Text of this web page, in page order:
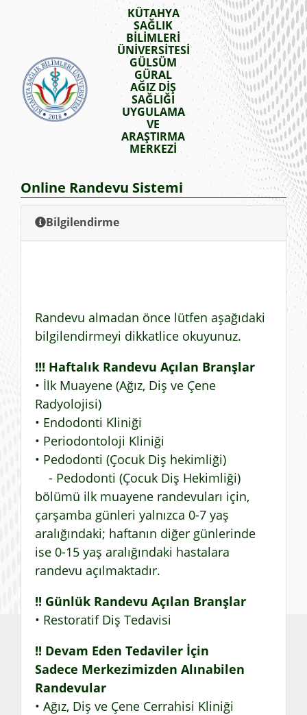
KÜTAHYA
SAĞLIK
BİLİMLERİ
ÜNİVERSİTESİ
GÜLSÜM
GÜRAL
AĞIZ DİŞ
SAĞLIĞI
UYGULAMA
VE
ARAŞTIRMA
MERKEZİ
Online Randevu Sistemi
Bilgilendirme
Randevu almadan önce lütfen aşağıdaki
bilgilendirmeyi dikkatlice okuyunuz.
!!! Haftalık Randevu Açılan Branşlar
• İlk Muayene (Ağız, Diş ve Çene
Radyolojisi)
• Endodonti Kliniği
• Periodontoloji Kliniği
• Pedodonti (Çocuk Diş hekimliği)
- Pedodonti (Çocuk Diş Hekimliği)
bölümü ilk muayene randevuları için,
çarşamba günleri yalnızca 0-7 yaş
aralığındaki; haftanın diğer günlerinde
ise 0-15 yaş aralığındaki hastalara
randevu açılmaktadır.
!! Günlük Randevu Açılan Branşlar
• Restoratif Diş Tedavisi
!! Devam Eden Tedaviler İçin
Sadece Merkezimizden Alınabilen
Randevular
• Ağız, Diş ve Çene Cerrahisi Kliniği